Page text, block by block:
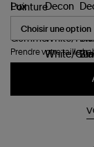
Pointure
Prendre votre taille